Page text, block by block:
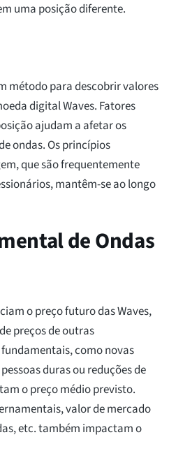
uma posição diferente.
método para descobrir valores
digital Waves. Fatores
ajudam a afetar os
ondas. Os princípios
que são frequentemente
mantêm-se ao longo
de Ondas
o preço futuro das Waves,
preços de outras
como novas
duras ou reduções de
o preço médio previsto.
valor de mercado
etc. também impactam o